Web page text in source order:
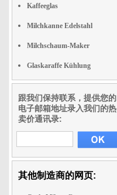
Kaffeeglas
Milchkanne Edelstahl
Milchschaum-Maker
Glaskaraffe Kühlung
跟我们保持联系，提供您的
电子邮箱地址录入我们的热
卖价通讯录:
其他制造商的网页: